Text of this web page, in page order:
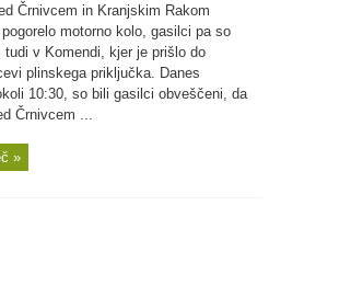
Črnivcem in Kranjskim Rakom
motorno kolo, gasilci pa so
tudi v Komendi, kjer je prišlo do
plinskega priključka. Danes
10:30, so bili gasilci obveščeni, da
Črnivcem ...
»